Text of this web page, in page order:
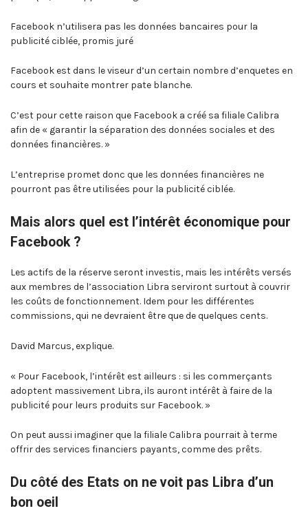
Facebook n’utilisera pas les données bancaires pour la
publicité ciblée, promis juré
Facebook est dans le viseur d’un certain nombre d’enquetes en
cours et souhaite montrer pate blanche.
C’est pour cette raison que Facebook a créé sa filiale Calibra
afin de « garantir la séparation des données sociales et des
données financières. »
L’entreprise promet donc que les données financières ne
pourront pas être utilisées pour la publicité ciblée.
Mais alors quel est l’intérêt économique pour
Facebook ?
Les actifs de la réserve seront investis, mais les intérêts versés
aux membres de l’association Libra serviront surtout à couvrir
les coûts de fonctionnement. Idem pour les différentes
commissions, qui ne devraient être que de quelques cents.
David Marcus, explique.
« Pour Facebook, l’intérêt est ailleurs : si les commerçants
adoptent massivement Libra, ils auront intérêt à faire de la
publicité pour leurs produits sur Facebook. »
On peut aussi imaginer que la filiale Calibra pourrait à terme
offrir des services financiers payants, comme des prêts.
Du côté des Etats on ne voit pas Libra d’un
bon oeil